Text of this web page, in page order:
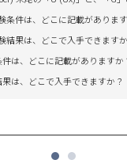
条件は、どこに記載がありま
結果は、どこで入手できます
は、どこに記載がありますか
は、どこで入手できますか？